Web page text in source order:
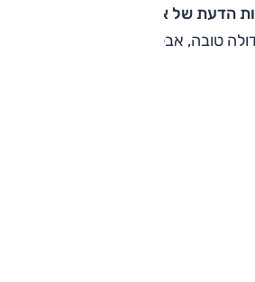
הדעת של אוהד אלגוב
טובה, אבל גילה ניכר בה.